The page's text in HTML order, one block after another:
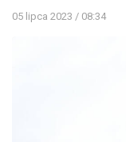
05 lipca 2023 / 08:34